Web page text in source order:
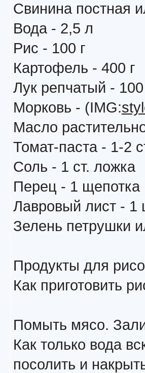
Свинина постная
Вода - 2,5 л
Рис - 100 г
Картофель - 400 г
Лук репчатый - 100
Морковь - (IMG:
Масло
Томат-паста - 1-2
Соль - 1 ст. ложка
Перец - 1 щепотка
Лавровый лист - 1
Зелень петрушки
Продукты для
Как приготовить
Помыть мясо.
Как только вода
посолить и